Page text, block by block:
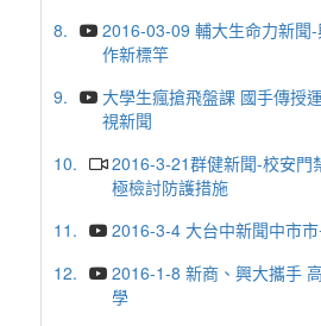
8.
2016-03-09 輔大生命力新聞
作新標竿
9.
大學生瘋搶飛盤課 國手傳授
視新聞
10.
2016-3-21群健新聞-校安門
極檢討防護措施
11.
2016-3-4 大台中新聞中市
12.
2016-1-8 新商、興大攜手
學